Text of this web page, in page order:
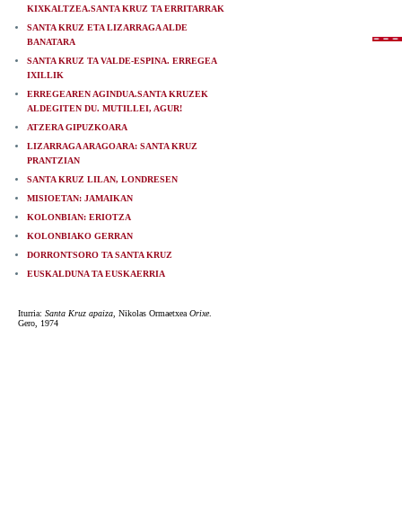
KIXKALTZEA.SANTA KRUZ TA ERRITARRAK
SANTA KRUZ ETA LIZARRAGA ALDE
BANATARA
SANTA KRUZ TA VALDE-ESPINA. ERREGEA
IXILLIK
ERREGEAREN AGINDUA.SANTA KRUZEK
ALDEGITEN DU. MUTILLEI, AGUR!
ATZERA GIPUZKOARA
LIZARRAGA ARAGOARA: SANTA KRUZ
PRANTZIAN
SANTA KRUZ LILAN, LONDRESEN
MISIOETAN: JAMAIKAN
KOLONBIAN: ERIOTZA
KOLONBIAKO GERRAN
DORRONTSORO TA SANTA KRUZ
EUSKALDUNA TA EUSKAERRIA
Iturria: Santa Kruz apaiza , Nikolas Ormaetxea Orixe.
Gero, 1974